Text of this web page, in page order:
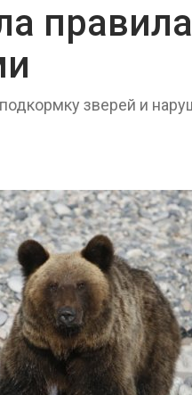
зверей и
мяса
соли почти в 20 раз
Авг 6, 2026
В пяти странах
задержали более
человек в ходе
против
2026
Новый порядок
нарушений квот на